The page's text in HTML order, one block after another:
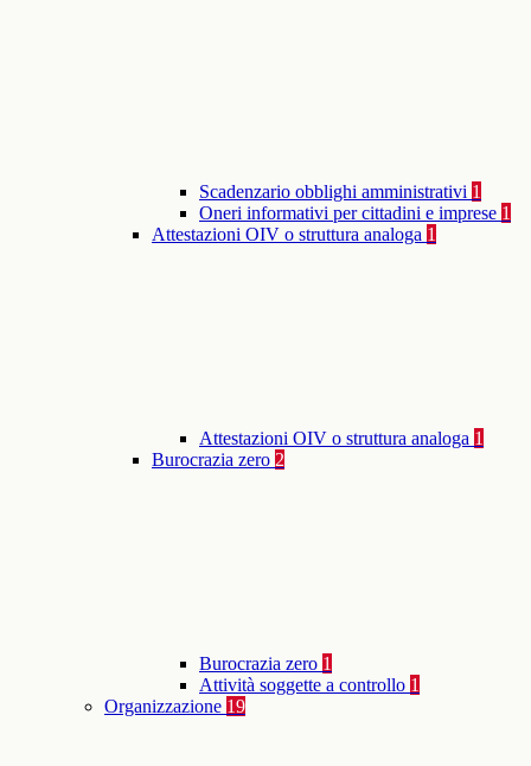
Scadenzario obblighi amministrativi 1
Oneri informativi per cittadini e imprese 1
Attestazioni OIV o struttura analoga 1
Attestazioni OIV o struttura analoga 1
Burocrazia zero 2
Burocrazia zero 1
Attività soggette a controllo 1
Organizzazione 19